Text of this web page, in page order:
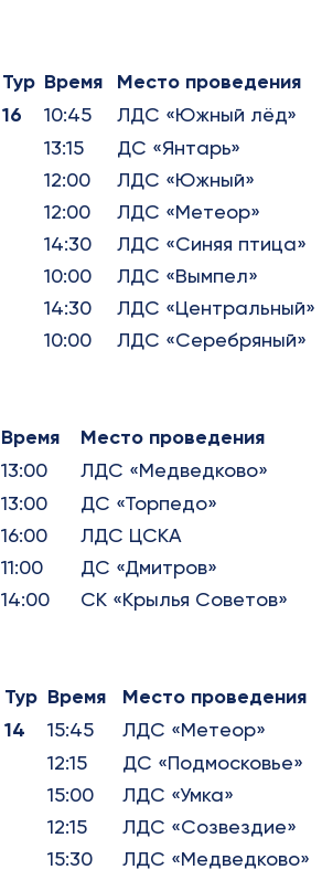
Тур Время
Место проведения
16 10:45
ЛДС «Южный лёд»
13:15
ДС «Янтарь»
12:00
ЛДС «Южный»
12:00
ЛДС «Метеор»
14:30
ЛДС «Синяя птица»
10:00
ЛДС «Вымпел»
14:30
ЛДС «Центральный»
10:00 ЛДС «Серебряный»
Время
Место проведения
13:00
ЛДС «Медведково»
13:00
ДС «Торпедо»
16:00
ЛДС ЦСКА
11:00
ДС «Дмитров»
14:00 СК «Крылья Советов»
Тур Время
Место проведения
14 15:45
ЛДС «Метеор»
12:15
ДС «Подмосковье»
15:00
ЛДС «Умка»
12:15
ЛДС «Созвездие»
15:30 ЛДС «Медведково»